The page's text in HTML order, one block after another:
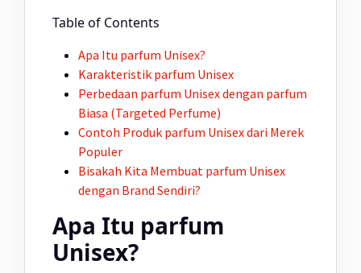
Table of Contents
Apa Itu parfum Unisex?
Karakteristik parfum Unisex
Perbedaan parfum Unisex dengan parfum
Biasa (Targeted Perfume)
Contoh Produk parfum Unisex dari Merek
Populer
Bisakah Kita Membuat parfum Unisex
dengan Brand Sendiri?
Apa Itu parfum
Unisex?